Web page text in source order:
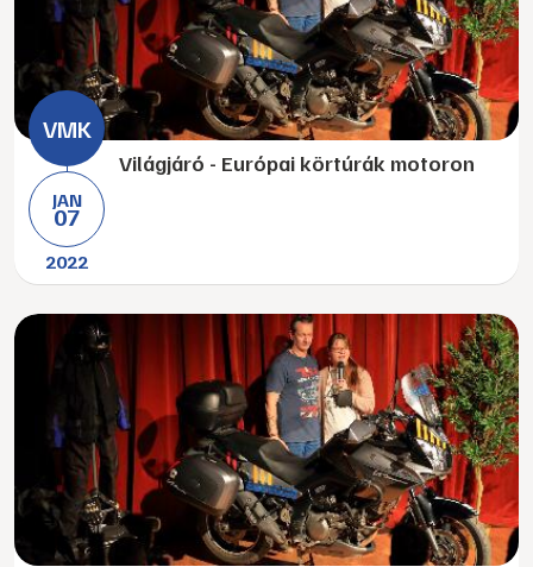
JAN
07
2022
Világjáró - Európai körtúrák motoron